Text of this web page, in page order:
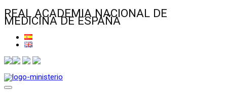
REAL ACADEMIA NACIONAL DE
MEDICINA DE ESPAÑA